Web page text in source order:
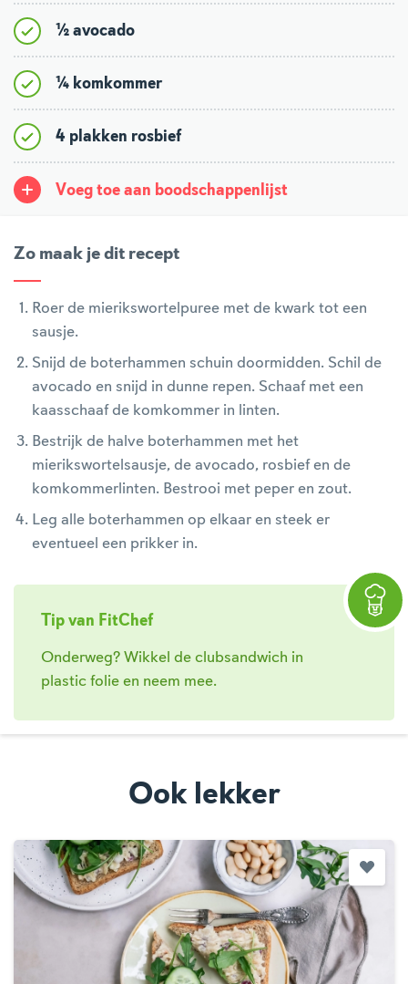
½ avocado
¼ komkommer
4 plakken rosbief
Voeg toe aan boodschappenlijst
Zo maak je dit recept
Roer de mierikswortelpuree met de kwark tot een
sausje.
Snijd de boterhammen schuin doormidden. Schil de
avocado en snijd in dunne repen. Schaaf met een
kaasschaaf de komkommer in linten.
Bestrijk de halve boterhammen met het
mierikswortelsausje, de avocado, rosbief en de
komkommerlinten. Bestrooi met peper en zout.
Leg alle boterhammen op elkaar en steek er
eventueel een prikker in.
Tip van FitChef
Onderweg? Wikkel de clubsandwich in
plastic folie en neem mee.
Ook lekker